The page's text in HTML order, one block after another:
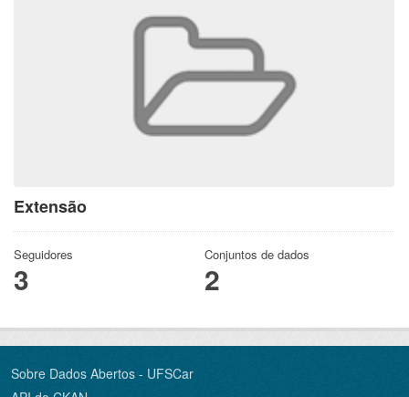
Extensão
Seguidores
3
Conjuntos de dados
2
Sobre Dados Abertos - UFSCar